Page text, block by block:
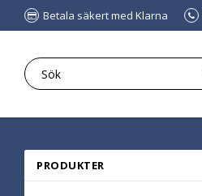
Betala säkert med Klarna
PRODUKTER